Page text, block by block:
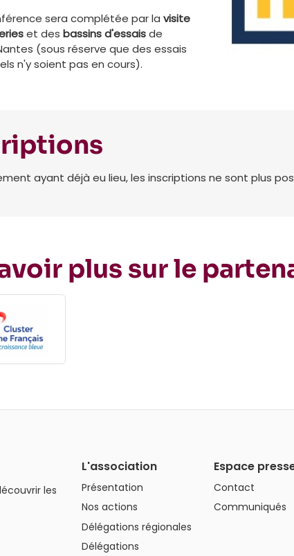
sera complétée par la visite
et des bassins d'essaisde
(sous réserve que des essais
n'y soient pas en cours).
ayant déjà eu lieu, les inscriptions ne sont plus
plus sur le
les
L'association
Présentation
Nos actions
Délégations régionales
Délégations
Espace
Contact
Communiqués